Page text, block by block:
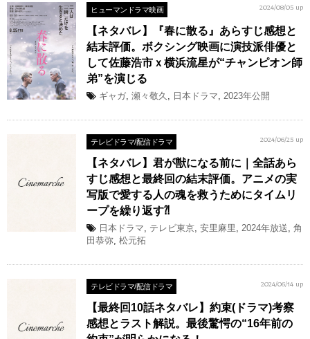
ヒューマンドラマ映画 2024/08/05 up
【ネタバレ】『春に散る』あらすじ感想と
結末評価。ボクシング映画に演技派俳優と
して佐藤浩市ｘ横浜流星が“チャンピオン師
弟”を演じる
ギャガ, 瀬々敬久 , 日本ドラマ, 2023年公開
テレビドラマ/配信ドラマ 2024/06/25 up
【ネタバレ】君が獣になる前に｜全話あら
すじ感想と最終回の結末評価。アニメの実
写版で愛する人の魂を救うためにタイムリ
ープを繰り返す⁈
日本ドラマ, テレビ東京, 安里麻里 , 2024年放送, 角
田恭弥, 松元拓
テレビドラマ/配信ドラマ 2024/06/14 up
【最終回10話ネタバレ】約束(ドラマ)考察
感想とラスト解説。最後驚愕の“16年前の